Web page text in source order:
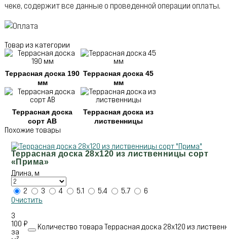
чеке, содержит все данные о проведенной операции оплаты.
Товар из категории
Террасная доска 190
мм
Террасная доска 45
мм
Террасная доска
сорт АВ
Террасная доска из
лиственницы
Похожие товары
Террасная доска 28х120 из лиственницы сорт
«Прима»
Длина, м
2
3 4 5.1 5.4 5.7
6
Очистить
3
100 ₽
за
Количество товара Террасная доска 28х120 из